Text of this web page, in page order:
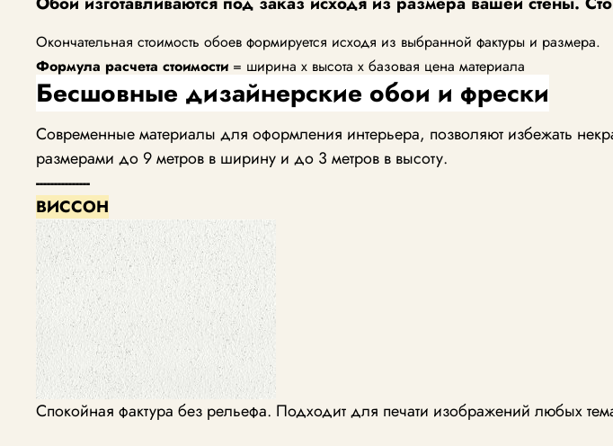
Окончательная стоимость обоев формируется исходя из выбранной фактуры и размера.
Формула расчета стоимости = ширина х высота х базовая цена материала
Бесшовные дизайнерские обои и фрески
Современные материалы для оформления интерьера, позволяют избежать
размерами до 9 метров в ширину и до 3 метров в высоту.
---------------
ВИССОН
Спокойная фактура без рельефа. Подходит для печати изображений любых